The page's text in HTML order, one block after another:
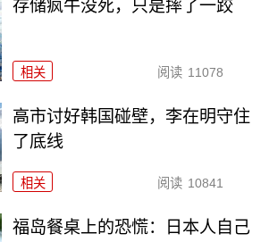
存储疯牛没死，只是摔了一跤
相关 阅读 11078
高市讨好韩国碰壁，李在明守住
了底线
相关 阅读 10841
福岛餐桌上的恐慌：日本人自己